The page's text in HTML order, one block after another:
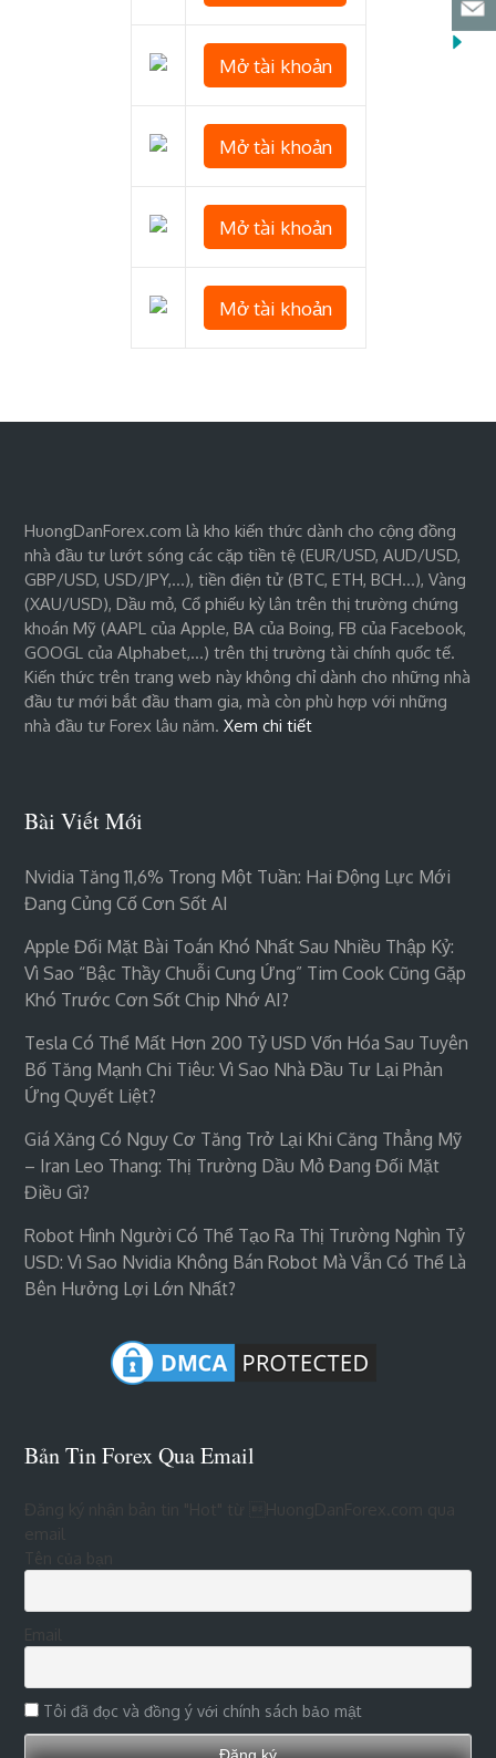
Mở tài khoản
Mở tài khoản
Mở tài khoản
Mở tài khoản
HuongDanForex.com là kho kiến thức dành cho cộng đồng
nhà đầu tư lướt sóng các cặp tiền tệ (EUR/USD, AUD/USD,
GBP/USD, USD/JPY,…), tiền điện tử (BTC, ETH, BCH…), Vàng
(XAU/USD), Dầu mỏ, Cổ phiếu kỳ lân trên thị trường chứng
khoán Mỹ (AAPL của Apple, BA của Boing, FB của Facebook,
GOOGL của Alphabet,…) trên thị trường tài chính quốc tế.
Kiến thức trên trang web này không chỉ dành cho những nhà
đầu tư mới bắt đầu tham gia, mà còn phù hợp với những
nhà đầu tư Forex lâu năm.Xem chi tiết
Bài Viết Mới
Nvidia Tăng 11,6% Trong Một Tuần: Hai Động Lực Mới
Đang Củng Cố Cơn Sốt AI
Apple Đối Mặt Bài Toán Khó Nhất Sau Nhiều Thập Kỷ:
Vì Sao “bậc Thầy Chuỗi Cung Ứng” Tim Cook Cũng Gặp
Khó Trước Cơn Sốt Chip Nhớ AI?
Tesla Có Thể Mất Hơn 200 Tỷ USD Vốn Hóa Sau Tuyên
Bố Tăng Mạnh Chi Tiêu: Vì Sao Nhà Đầu Tư Lại Phản
Ứng Quyết Liệt?
Giá Xăng Có Nguy Cơ Tăng Trở Lại Khi Căng Thẳng Mỹ
– Iran Leo Thang: Thị Trường Dầu Mỏ Đang Đối Mặt
Điều Gì?
Robot Hình Người Có Thể Tạo Ra Thị Trường Nghìn Tỷ
USD: Vì Sao Nvidia Không Bán Robot Mà Vẫn Có Thể Là
Bên Hưởng Lợi Lớn Nhất?
Bản Tin Forex Qua Email
Đăng ký nhận bản tin "Hot" từ HuongDanForex.com qua
Tên của bạn
Tôi đã đọc và đồng ý với chính sách bảo mật